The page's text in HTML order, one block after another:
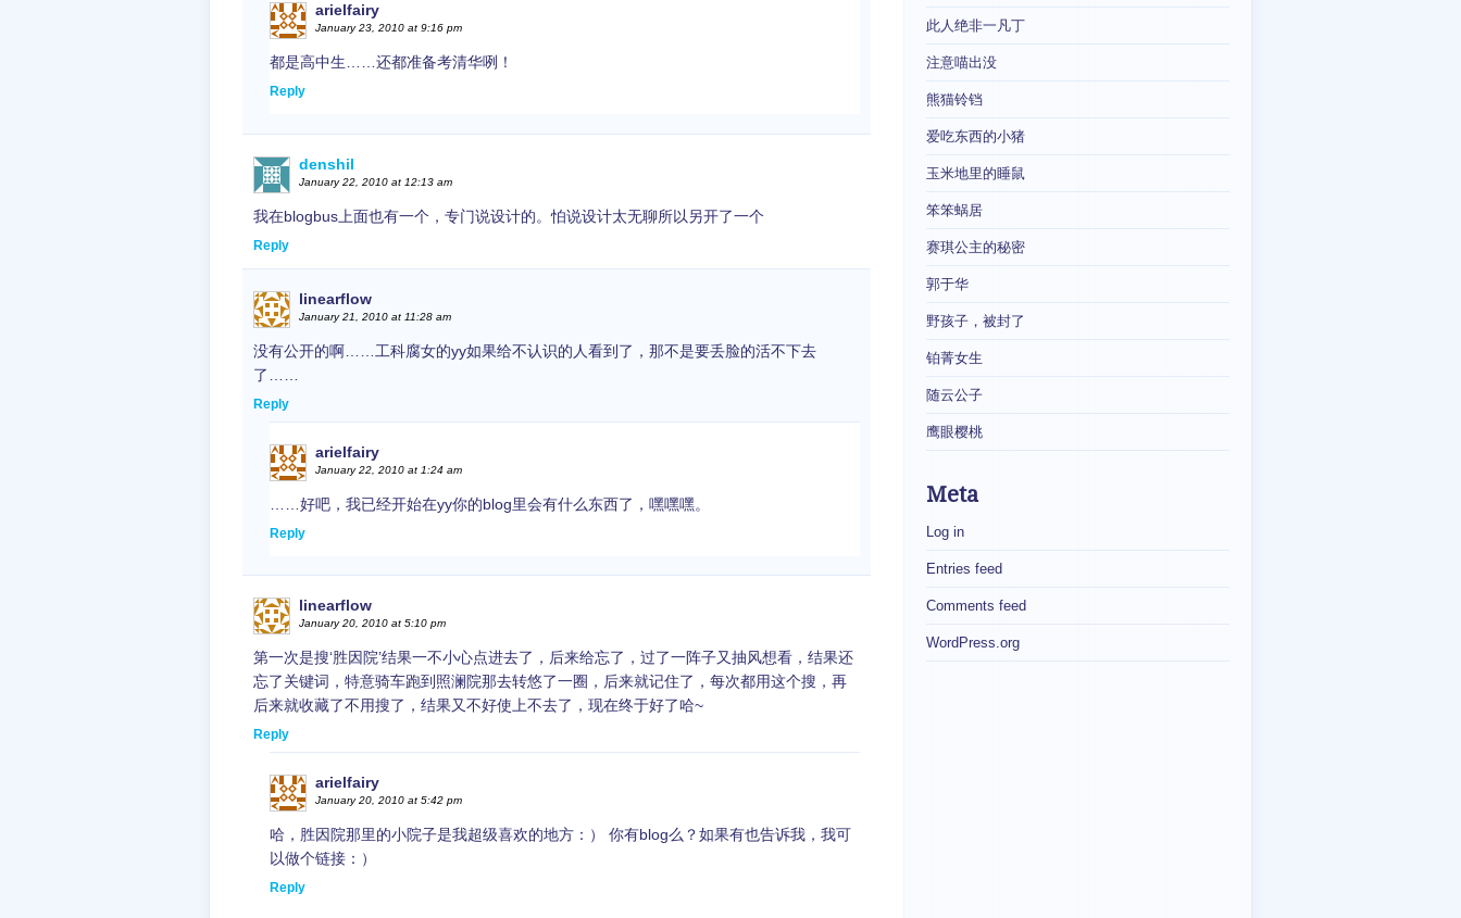
arielfairy
January 23, 2010 at 9:16 pm
都是高中生……还都准备考清华咧！
Reply
denshil
January 22, 2010 at 12:13 am
我在blogbus上面也有一个，专门说设计的。怕说设计太无聊所以另开了一个
Reply
linearflow
January 21, 2010 at 11:28 am
没有公开的啊……工科腐女的yy如果给不认识的人看到了，那不是要丢脸的活不下去
了……
Reply
arielfairy
January 22, 2010 at 1:24 am
……好吧，我已经开始在yy你的blog里会有什么东西了，嘿嘿嘿。
Reply
linearflow
January 20, 2010 at 5:10 pm
第一次是搜‘胜因院’结果一不小心点进去了，后来给忘了，过了一阵子又抽风想看，结果还
忘了关键词，特意骑车跑到照澜院那去转悠了一圈，后来就记住了，每次都用这个搜，再
后来就收藏了不用搜了，结果又不好使上不去了，现在终于好了哈~
Reply
arielfairy
January 20, 2010 at 5:42 pm
哈，胜因院那里的小院子是我超级喜欢的地方：） 你有blog么？如果有也告诉我，我可
以做个链接：）
Reply
此人绝非一凡丁
注意喵出没
熊猫铃铛
爱吃东西的小猪
玉米地里的睡鼠
笨笨蜗居
赛琪公主的秘密
郭于华
野孩子，被封了
铂菁女生
随云公子
鹰眼樱桃
Meta
Log in
Entries feed
Comments feed
WordPress.org